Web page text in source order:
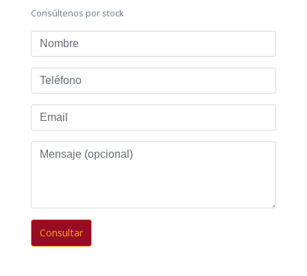
Consúltenos por stock
Nombre
Teléfono
Email
Mensaje
(opcional)
Consultar